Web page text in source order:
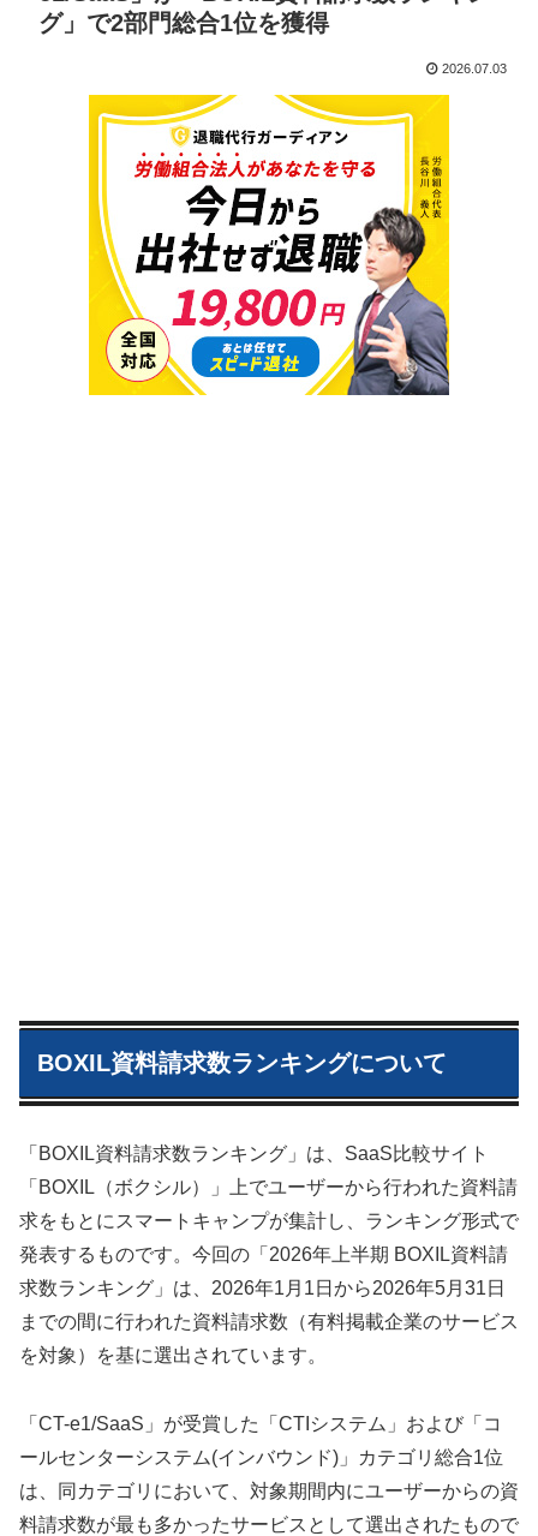
グ」で2部門総合1位を獲得
2026.07.03
BOXIL資料請求数ランキングについて
「BOXIL資料請求数ランキング」は、SaaS比較サイト
「BOXIL（ボクシル）」上でユーザーから行われた資料請
求をもとにスマートキャンプが集計し、ランキング形式で
発表するものです。今回の「2026年上半期 BOXIL資料請
求数ランキング」は、2026年1月1日から2026年5月31日
までの間に行われた資料請求数（有料掲載企業のサービス
を対象）を基に選出されています。
「CT-e1/SaaS」が受賞した「CTIシステム」および「コ
ールセンターシステム(インバウンド)」カテゴリ総合1位
は、同カテゴリにおいて、対象期間内にユーザーからの資
料請求数が最も多かったサービスとして選出されたもので